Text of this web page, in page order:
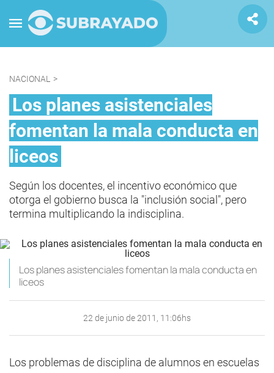
NACIONAL >
Los planes asistenciales
fomentan la mala conducta en
liceos
Según los docentes, el incentivo económico que
otorga el gobierno busca la "inclusión social", pero
termina multiplicando la indisciplina.
Los planes asistenciales fomentan la mala conducta en
liceos
22 de junio de 2011, 11:06hs
Los problemas de disciplina de alumnos en escuelas